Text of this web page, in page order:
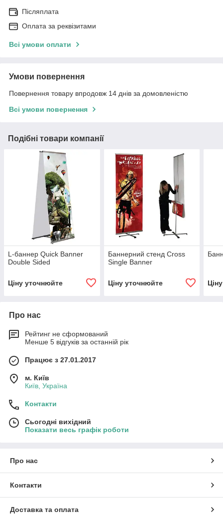
Післяплата
Оплата за реквізитами
Всі умови оплати
Умови повернення
Повернення товару впродовж 14 днів за домовленістю
Всі умови повернення
Подібні товари компанії
L-баннер Quick Banner
Double Sided
Ціну уточнюйте
Баннерний стенд Cross
Single Banner
Ціну уточнюйте
Про нас
Рейтинг не сформований
Менше 5 відгуків за останній рік
Працює з 27.01.2017
м. Київ
Київ, Україна
Контакти
Сьогодні вихідний
Показати весь графік роботи
Про нас
Контакти
Доставка та оплата